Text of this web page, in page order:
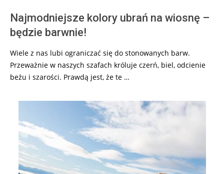
Najmodniejsze kolory ubrań na wiosnę –
będzie barwnie!
Wiele z nas lubi ograniczać się do stonowanych barw.
Przeważnie w naszych szafach króluje czerń, biel, odcienie
beżu i szarości. Prawdą jest, że te …